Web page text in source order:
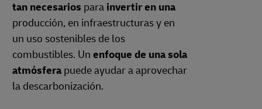
tan necesarios para invertir en una
producción, en infraestructuras y en
un uso sostenibles de los
combustibles. Un enfoque de una sola
atmósfera puede ayudar a aprovechar
la descarbonización.